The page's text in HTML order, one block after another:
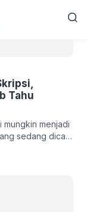
Tahu
mungkin menjadi
sedang dicari